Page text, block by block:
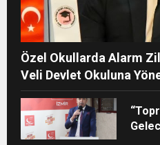
Özel Okullarda Alarm
Veli Devlet Okuluna